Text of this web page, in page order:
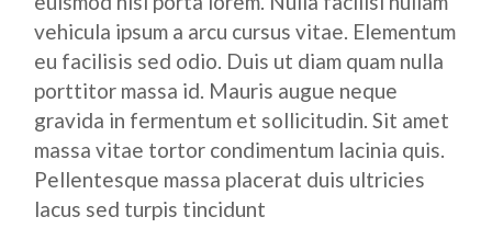
vehicula ipsum a arcu cursus vitae. Elementum
eu facilisis sed odio. Duis ut diam quam nulla
porttitor massa id. Mauris augue neque
gravida in fermentum et sollicitudin. Sit amet
massa vitae tortor condimentum lacinia quis.
Pellentesque massa placerat duis ultricies
lacus sed turpis tincidunt